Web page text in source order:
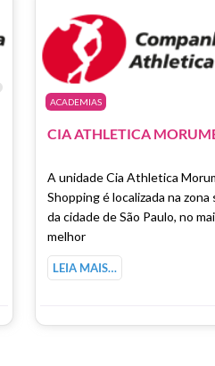
Marcar como Favorito
ACADEMIAS
CIA ATHLETICA
A unidade Cia Athletica
Shopping é localizada na zona
da cidade de São Paulo, no
melhor
LEIA MAIS…